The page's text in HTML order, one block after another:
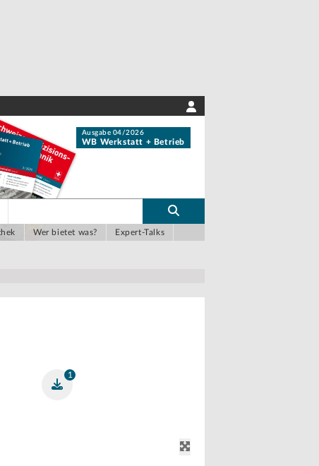
Ausgabe 04/2026
WB Werkstatt + Betrieb
Wer bietet was? Expert-Talks
1